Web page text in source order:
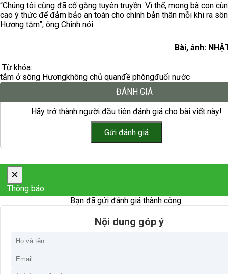
“Chúng tôi cũng đã cố gắng tuyên truyền. Vì thế, mong bà con
cao ý thức để đảm bảo an toàn cho chính bản thân mỗi khi ra
Hương tắm”, ông Chinh nói.
Bài, ảnh:
Từ khóa:
tắm ở sông Hươngkhông chủ quanđề phòngđuối nước
ĐÁNH GIÁ
Hãy trở thành người đầu tiên đánh giá cho bài viết này!
×
Thông báo
Bạn đã gửi đánh giá thành công.
Nội dung góp ý